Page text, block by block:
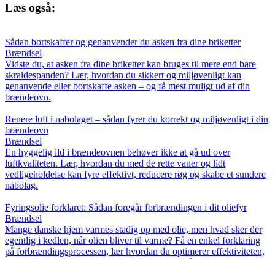
Læs også:
Sådan bortskaffer og genanvender du asken fra dine briketter
Brændsel
Vidste du, at asken fra dine briketter kan bruges til mere end bare
skraldespanden? Lær, hvordan du sikkert og miljøvenligt kan
genanvende eller bortskaffe asken – og få mest muligt ud af din
brændeovn.
Renere luft i nabolaget – sådan fyrer du korrekt og miljøvenligt i din
brændeovn
Brændsel
En hyggelig ild i brændeovnen behøver ikke at gå ud over
luftkvaliteten. Lær, hvordan du med de rette vaner og lidt
vedligeholdelse kan fyre effektivt, reducere røg og skabe et sundere
nabolag.
Fyringsolie forklaret: Sådan foregår forbrændingen i dit oliefyr
Brændsel
Mange danske hjem varmes stadig op med olie, men hvad sker der
egentlig i kedlen, når olien bliver til varme? Få en enkel forklaring
på forbrændingsprocessen, lær hvordan du optimerer effektiviteten,